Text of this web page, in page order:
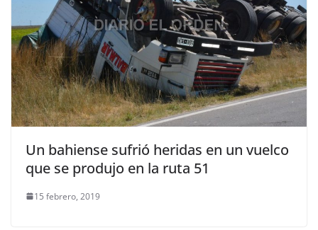
Un bahiense sufrió heridas en un vuelco
que se produjo en la ruta 51
15 febrero, 2019